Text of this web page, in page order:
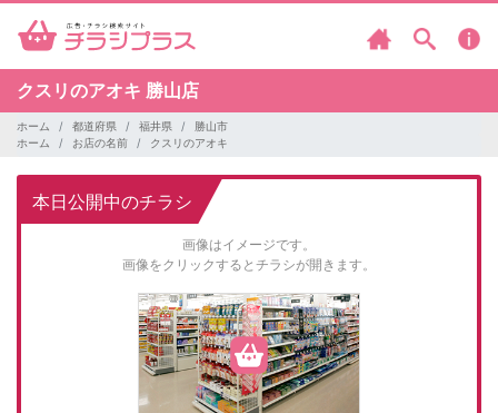
クスリのアオキ 勝山店
ホーム 都道府県 福井県
勝山市
ホーム
お店の名前 クスリのアオキ
本日公開中のチラシ
画像はイメージです。
画像をクリックするとチラシが開きます。